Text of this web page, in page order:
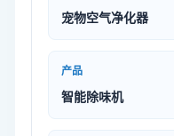
宠物空气净化器
产品
智能除味机